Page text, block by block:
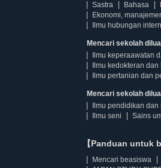
Sastra
Bahasa
Ekonomi,
Ilmu hubungan
Mencari sekolah
Ilmu keperaawatan
Ilmu kedokteran
Ilmu pertanian dan
Mencari sekolah
Ilmu pendidikan
Ilmu seni
Sains
【Panduan untuk
Mencari beasiswa